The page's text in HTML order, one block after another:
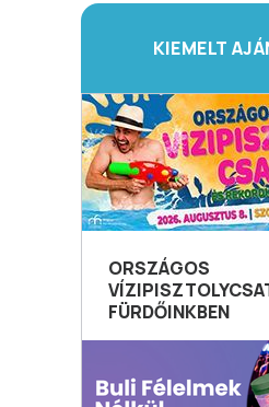
KIEMELT
ORSZÁGOS
FÜRDŐINKBEN